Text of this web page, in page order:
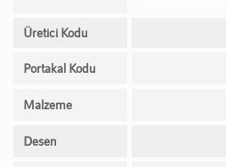
Üretici Kodu
Portakal Kodu
Malzeme
Desen